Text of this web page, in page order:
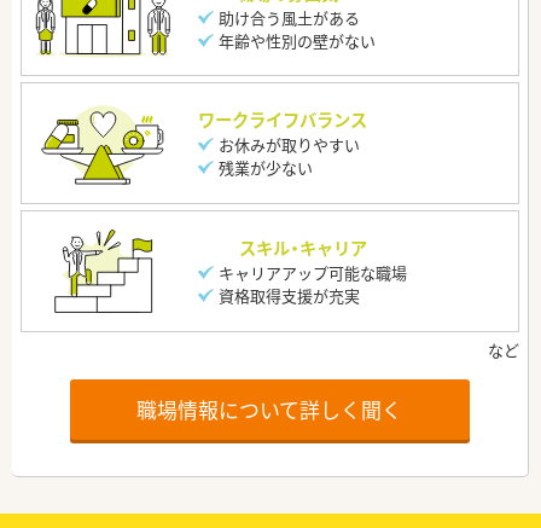
助け合う風土がある
年齢や性別の壁がない
ワークライフバランス
お休みが取りやすい
残業が少ない
スキル・キャリア
キャリアアップ可能な職場
資格取得支援が充実
職場情報について詳しく聞く